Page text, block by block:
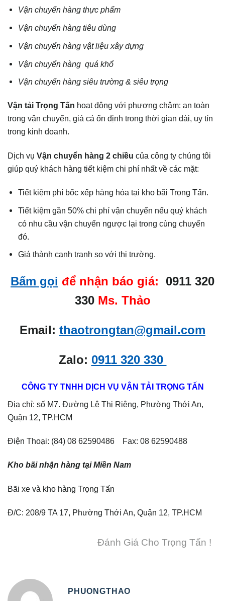
Vận chuyển hàng thực phẩm
Vận chuyển hàng tiêu dùng
Vận chuyển hàng vật liệu xây dựng
Vận chuyển hàng quá khổ
Vận chuyển hàng siêu trường & siêu trọng
Vận tải Trọng Tấn hoạt động với phương châm: an toàn
trong vận chuyển, giá cả ổn định trong thời gian dài, uy tín
trong kinh doanh.
Dịch vụ Vận chuyển hàng 2 chiều của công ty chúng tôi
giúp quý khách hàng tiết kiệm chi phí nhất về các mặt:
Tiết kiệm phí bốc xếp hàng hóa tại kho bãi Trọng Tấn.
Tiết kiệm gần 50% chi phí vận chuyển nếu quý khách
có nhu cầu vận chuyển ngược lại trong cùng chuyến
đó.
Giá thành cạnh tranh so với thị trường.
Bấm gọi để nhận báo giá: 0911 320
330 Ms. Thảo
Email: thaotrongtan@gmail.com
Zalo: 0911 320 330
CÔNG TY TNHH DỊCH VỤ VẬN TẢI TRỌNG TẤN
Địa chỉ: số M7. Đường Lê Thị Riêng, Phường Thới An,
Quận 12, TP.HCM
Điện Thoại: (84) 08 62590486 Fax: 08 62590488
Kho bãi nhận hàng tại Miền Nam
Bãi xe và kho hàng Trọng Tấn
Đ/C: 208/9 TA 17, Phường Thới An, Quận 12, TP.HCM
Đánh Giá Cho Trọng Tấn !
PHUONGTHAO